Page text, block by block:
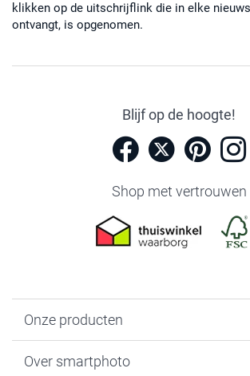
klikken op de uitschrijflink die in elke
ontvangt, is opgenomen.
Blijf op de hoogte!
Shop met vertrouwen
Onze producten
Fotoboeken
Over smartphoto